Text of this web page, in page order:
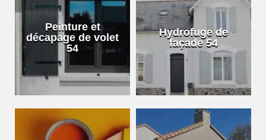
Peinture et
décapage de volet
54
Hydrofuge de
façade 54